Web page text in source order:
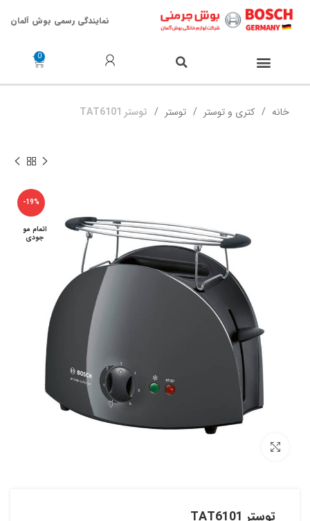
نمایندگی رسمی بوش آلمان
خانه کتری و توستر توستر توستر TAT6101
-19%
اتمام مو
جودی
توستر TAT6101